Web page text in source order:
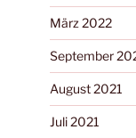
März 2022
September
August 2021
Juli 2021